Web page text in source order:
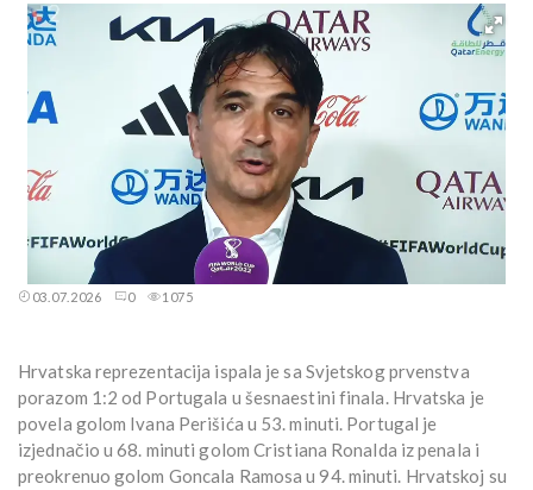
03.07.2026 0 1075
Hrvatska reprezentacija ispala je sa Svjetskog prvenstva
porazom 1:2 od Portugala u šesnaestini finala. Hrvatska je
povela golom Ivana Perišića u 53. minuti. Portugal je
izjednačio u 68. minuti golom Cristiana Ronalda iz penala i
preokrenuo golom Goncala Ramosa u 94. minuti. Hrvatskoj su